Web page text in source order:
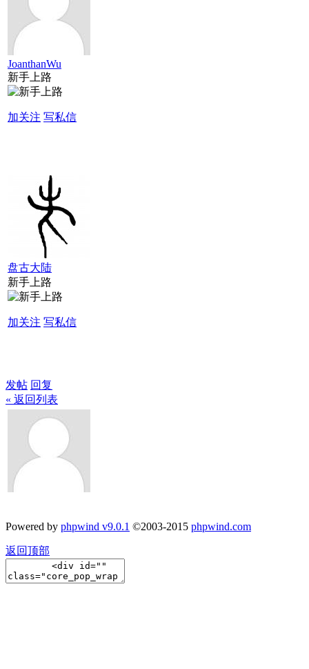
JoanthanWu
新手上路
加关注 写私信
盘古大陆
新手上路
加关注 写私信
发帖 回复
« 返回列表
Powered by phpwind v9.0.1 ©2003-2015 phpwind.com
返回顶部